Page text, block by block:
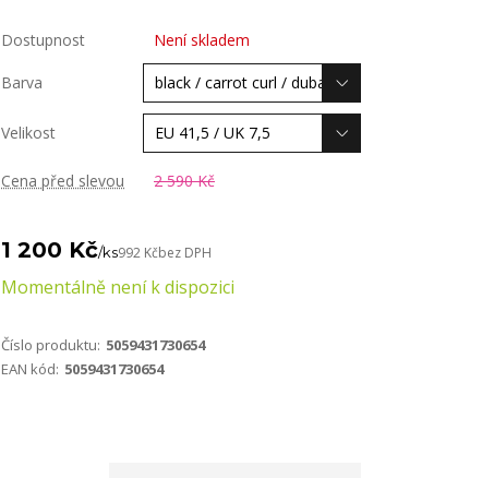
Dostupnost Není skladem
Barva
Velikost
Cena před slevou 2 590 Kč
1 200 Kč/ks992 Kčbez DPH
Momentálně není k dispozici
Číslo produktu: 5059431730654
EAN kód: 5059431730654